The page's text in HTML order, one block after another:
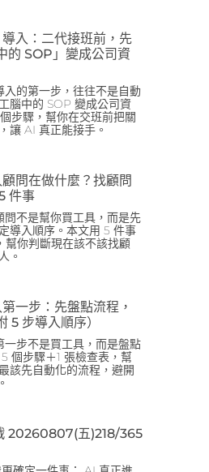
入：二代接班前，先
的 SOP」變成公司資
入的第一步，往往不是自動
腦中的 SOP 變成公司資
步驟，幫你在交班前把關
讓 AI 真正能接手。
問在做什麼？找顧問
件事
問不是幫你買工具，而是先
導入順序。本文用 5 件事
幫你判斷現在該不該找顧
。
一步：先盤點流程，
5 步導入順序）
一步不是買工具，而是盤點
個步驟＋1 張檢查表，幫
該先自動化的流程，避開
20260807(五)218/365